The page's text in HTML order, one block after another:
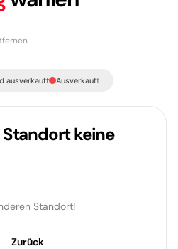
ausverkauft Ausverkauft
keine
Standort!
Zurück